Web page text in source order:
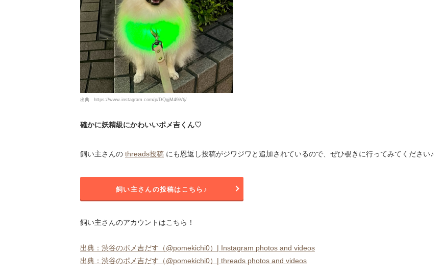
出典 https://www.instagram.com/p/DQgjM49iVtj/
確かに妖精級にかわいいポメ吉くん♡
飼い主さんの threads投稿 にも恩返し投稿がジワジワと追加されているので、ぜひ覗きに行ってみてください♪
飼い主さんの投稿はこちら♪
飼い主さんのアカウントはこちら！
出典：渋谷のポメ吉だす（@pomekichi0）| Instagram photos and videos
出典：渋谷のポメ吉だす（@pomekichi0）| threads photos and videos